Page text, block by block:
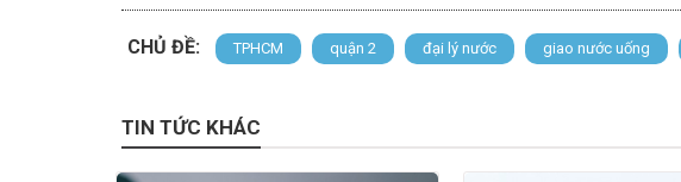
CHỦ ĐỀ: TPHCM quận 2 đại lý nước giao nước uống
TIN TỨC KHÁC